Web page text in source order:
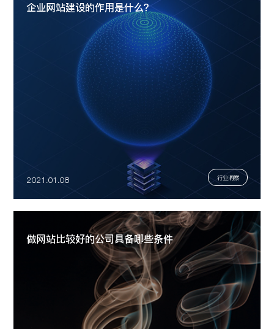
企业网站建设的作用是什么？
2021.01.08 行业洞察
做网站比较好的公司具备哪些条件